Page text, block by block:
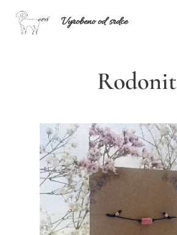
Vyrobeno od srdce
Rodonit